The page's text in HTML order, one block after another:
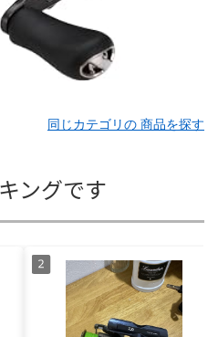
同じカテゴリの 商品を探す
ングです